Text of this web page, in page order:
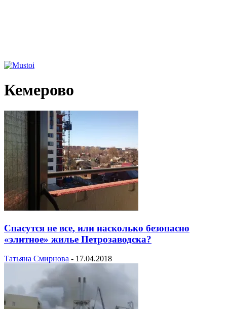
Кемерово
Спасутся не все, или насколько безопасно
«элитное» жилье Петрозаводска?
Татьяна Смирнова - 17.04.2018